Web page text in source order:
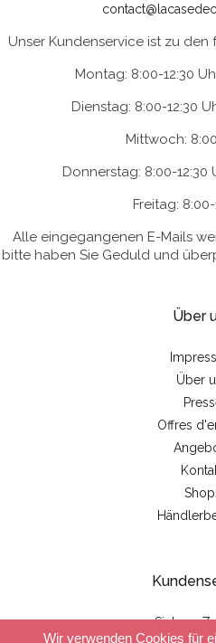
Unser Kundenservice ist zu
Montag: 8:00-12:30
Dienstag: 8:00-12:30
Mittwoch:
Donnerstag: 8:00-12:30
Freitag:
Alle eingegangenen E-Mails
bitte haben Sie Geduld und
Über
Über
Offres
Sichere
Wir verwenden Cookies für